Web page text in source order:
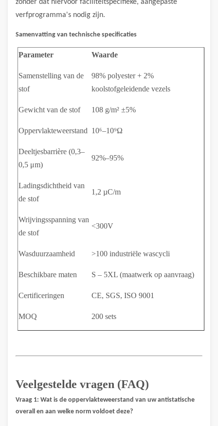
zonder dat hiervoor faciliteitspecifieke, aangepaste
verfprogramma's nodig zijn.
Samenvatting van technische specificaties
Parameter Waarde
Samenstelling van de
stof
98% polyester + 2%
koolstofgeleidende vezels
Gewicht van de stof 108 g/m² ±5%
Oppervlakteweerstand 10⁶–10⁹Ω
Deeltjesbarrière (0,3–
0,5 μm)
92%–95%
Ladingsdichtheid van
de stof
1,2 µC/m
Wrijvingsspanning van
de stof
<300V
Wasduurzaamheid >100 industriële wascycli
Beschikbare maten S – 5XL (maatwerk op aanvraag)
Certificeringen CE, SGS, ISO 9001
MOQ 200 sets
Veelgestelde vragen (FAQ)
Vraag 1: Wat is de oppervlakteweerstand van uw antistatische
overall en aan welke norm voldoet deze?